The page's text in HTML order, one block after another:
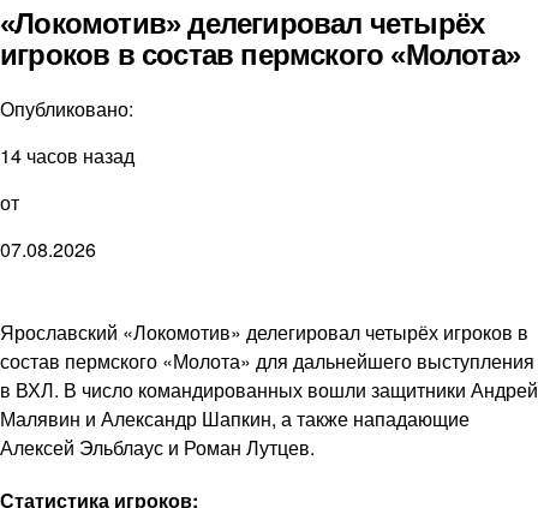
«Локомотив» делегировал четырёх
игроков в состав пермского «Молота»
Опубликовано:
14 часов назад
от
07.08.2026
Ярославский «Локомотив» делегировал четырёх игроков в
состав пермского «Молота» для дальнейшего выступления
в ВХЛ. В число командированных вошли защитники Андрей
Малявин и Александр Шапкин, а также нападающие
Алексей Эльблаус и Роман Лутцев.
Статистика игроков: